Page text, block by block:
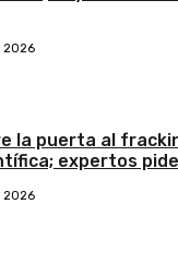
2026
la puerta al
expertos
2026